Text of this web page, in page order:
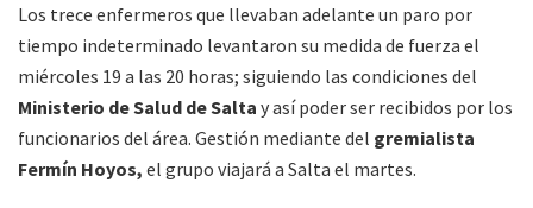
Los trece enfermeros que llevaban adelante un paro por
tiempo indeterminado levantaron su medida de fuerza el
miércoles 19 a las 20 horas; siguiendo las condiciones del
Ministerio de Salud de Salta y así poder ser recibidos por los
funcionarios del área. Gestión mediante del gremialista
Fermín Hoyos, el grupo viajará a Salta el martes.